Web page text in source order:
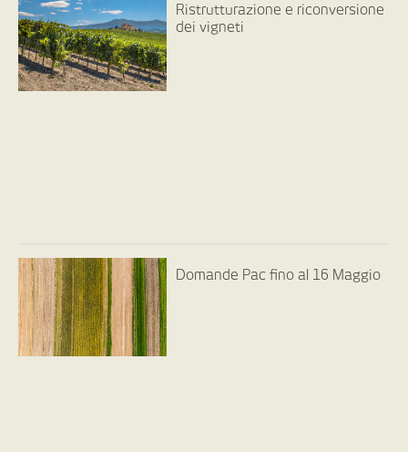
Ristrutturazione e riconversione
dei vigneti
Domande Pac fino al 16 Maggio